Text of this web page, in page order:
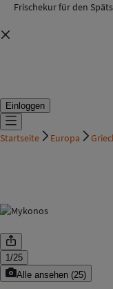
Frischekur für den
Einloggen
Startseite Europa
1/25
Alle ansehen (25)